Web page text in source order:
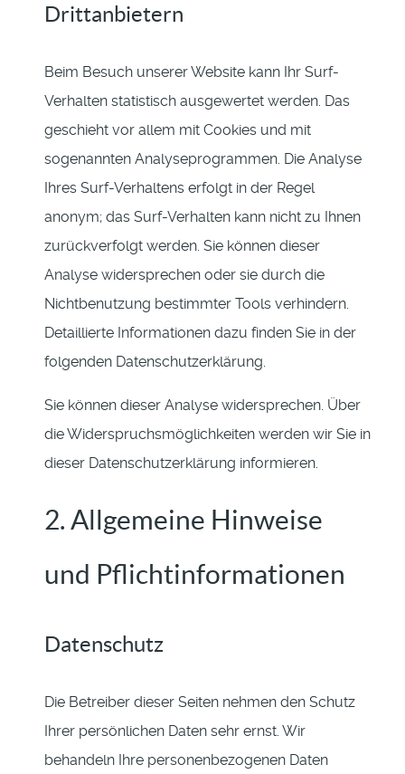
Drittanbietern
Beim Besuch unserer Website kann Ihr Surf-
Verhalten statistisch ausgewertet werden. Das
geschieht vor allem mit Cookies und mit
sogenannten Analyseprogrammen. Die Analyse
Ihres Surf-Verhaltens erfolgt in der Regel
anonym; das Surf-Verhalten kann nicht zu Ihnen
zurückverfolgt werden. Sie können dieser
Analyse widersprechen oder sie durch die
Nichtbenutzung bestimmter Tools verhindern.
Detaillierte Informationen dazu finden Sie in der
folgenden Datenschutzerklärung.
Sie können dieser Analyse widersprechen. Über
die Widerspruchsmöglichkeiten werden wir Sie in
dieser Datenschutzerklärung informieren.
2. Allgemeine Hinweise
und Pflichtinformationen
Datenschutz
Die Betreiber dieser Seiten nehmen den Schutz
Ihrer persönlichen Daten sehr ernst. Wir
behandeln Ihre personenbezogenen Daten